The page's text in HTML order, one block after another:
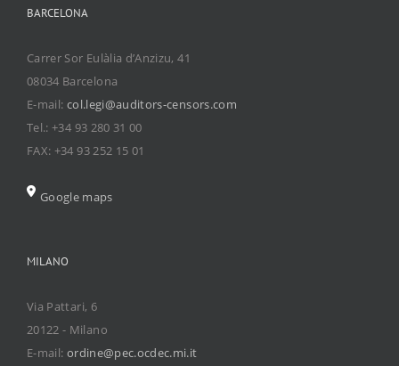
BARCELONA
Carrer Sor Eulàlia d’Anzizu, 41
08034 Barcelona
E-mail: col.legi@auditors-censors.com
Tel.: +34 93 280 31 00
FAX: +34 93 252 15 01
Google maps
MILANO
Via Pattari, 6
20122 - Milano
E-mail: ordine@pec.ocdec.mi.it